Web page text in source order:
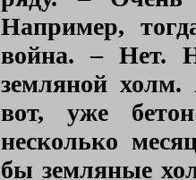
Например,
война. – Нет.
земляной
вот, уже
несколько
бы земляные